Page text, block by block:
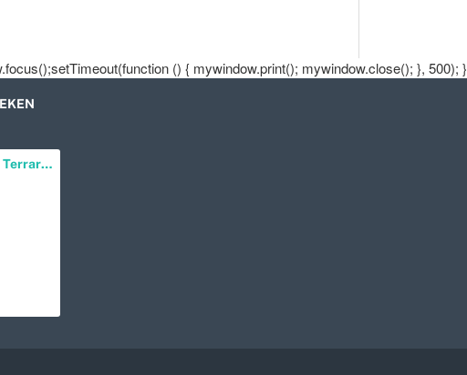
() { mywindow.print(); mywindow.close(); }, 500); }
Reptiblock ReptiSpray Terrarium Reiniger 1000ml Doos 12 stuks